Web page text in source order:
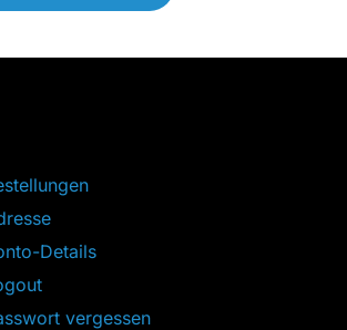
Details
vergessen